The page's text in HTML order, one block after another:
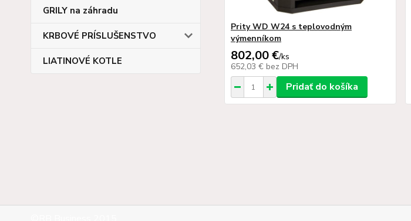
GRILY na záhradu
KRBOVÉ PRÍSLUŠENSTVO
LIATINOVÉ KOTLE
Prity WD W24 s teplovodným
výmenníkom
802,00 €/ks
652,03 € bez DPH
Pridať do košíka